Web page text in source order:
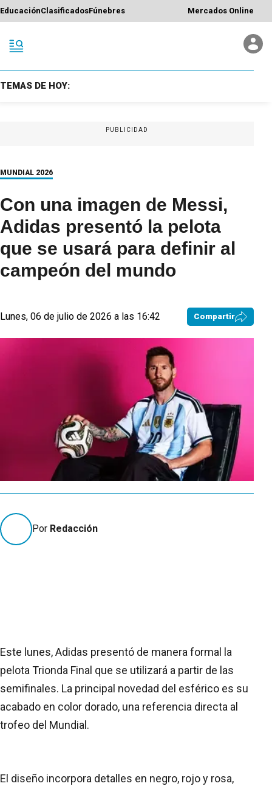
EducaciónClasificadosFúnebres Mercados Online
TEMAS DE HOY:
PUBLICIDAD
MUNDIAL 2026
Con una imagen de Messi,
Adidas presentó la pelota
que se usará para definir al
campeón del mundo
Lunes, 06 de julio de 2026 a las 16:42 Compartir
Por Redacción
Este lunes, Adidas presentó de manera formal la
pelota Trionda Final que se utilizará a partir de las
semifinales. La principal novedad del esférico es su
acabado en color dorado, una referencia directa al
trofeo del Mundial.
El diseño incorpora detalles en negro, rojo y rosa,